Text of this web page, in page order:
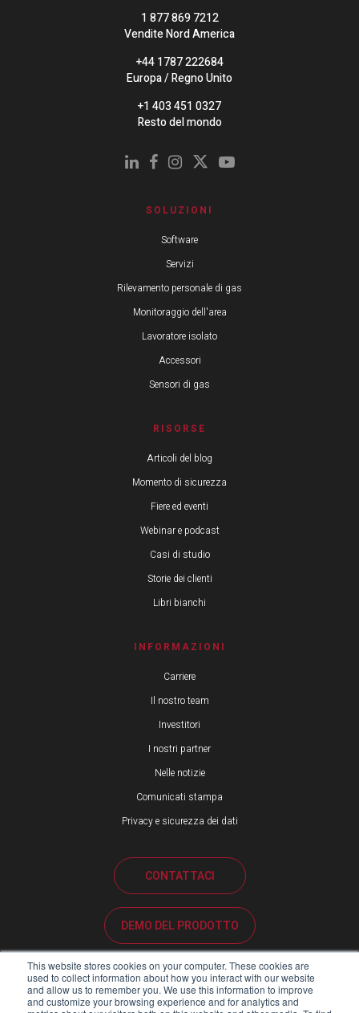
This website stores cookies on your computer. These cookies are
used to collect information about how you interact with our website
and allow us to remember you. We use this information to improve
and customize your browsing experience and for analytics and
1 877 869 7212
Vendite Nord America
+44 1787 222684
Europa / Regno Unito
+1 403 451 0327
Resto del mondo
SOLUZIONI
Software
Servizi
Rilevamento personale di gas
Monitoraggio dell'area
Lavoratore isolato
Accessori
Sensori di gas
RISORSE
Articoli del blog
Momento di sicurezza
Fiere ed eventi
Webinar e podcast
Casi di studio
Storie dei clienti
Libri bianchi
INFORMAZIONI
Carriere
Il nostro team
Investitori
I nostri partner
Nelle notizie
Comunicati stampa
Privacy e sicurezza dei dati
CONTATTACI
DEMO DEL PRODOTTO
ASSISTENZA CLIENTI